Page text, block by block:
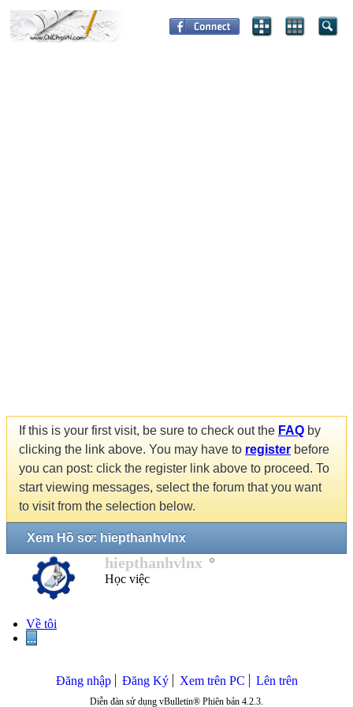
If this is your first visit, be sure to check out the FAQ by
clicking the link above. You may have to register before
you can post: click the register link above to proceed. To
start viewing messages, select the forum that you want
to visit from the selection below.
Xem Hồ sơ: hiepthanhvlnx
hiepthanhvlnx
Học việc
Về tôi
...
Đăng nhập Đăng Ký Xem trên PC Lên trên
Diễn đàn sử dụng vBulletin® Phiên bản 4.2.3.